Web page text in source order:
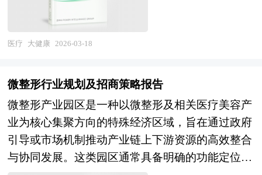
日趋激烈，企业要在激烈的国际竞争中求得生存与
发展，资本扩张无疑十分必要。在快速的资本积聚
中，企业兼并重组是一条可选择的道路。在国际化
风，打造我国企业的航空母舰显得尤为重要。企业
兼并重组对我国企业明晰产权，完善企业的治理结
构及建立现代企业制度也意义重大。 并购重组是
结构调整、提高行业整体素质的重要手段，尤其在
产业发展到规模竞争的当下。从并购涉及的行业来
康、健康文旅、健康家居及环境健康等新兴领域。
该行业横跨生物医学、信息技术、营养学、心理
学、体育科学及环境科学等多个交叉领域，具有需
升级驱动及社会公益属性强等典型特征。随着人口
病"向"治未病"深度演进，大健康产业已从传统的
医疗救治向预防保健、健康促进及品质生活全面拓
展，其产业价值正从单一疾病治疗向全生命周期健
康管理与主动健康干预深度延伸。 当前中国大健
医疗 大健康 2026-03-18
微整形行业规划及招商策略报告
微整形产业园区是一种以微整形及相关医疗美容产
业为核心集聚方向的特殊经济区域，旨在通过政府
引导或市场机制推动产业链上下游资源的高效整合
与协同发展。这类园区通常具备明确的功能定位，